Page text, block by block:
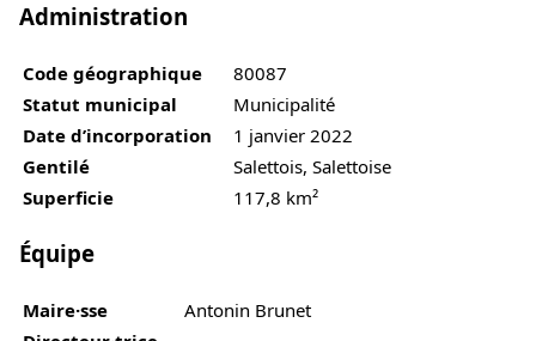
Administration
Code géographique
80087
Statut municipal
Municipalité
Date d’incorporation
1 janvier 2022
Gentilé
Salettois, Salettoise
Superficie
117,8 km²
Équipe
Maire·sse
Antonin Brunet